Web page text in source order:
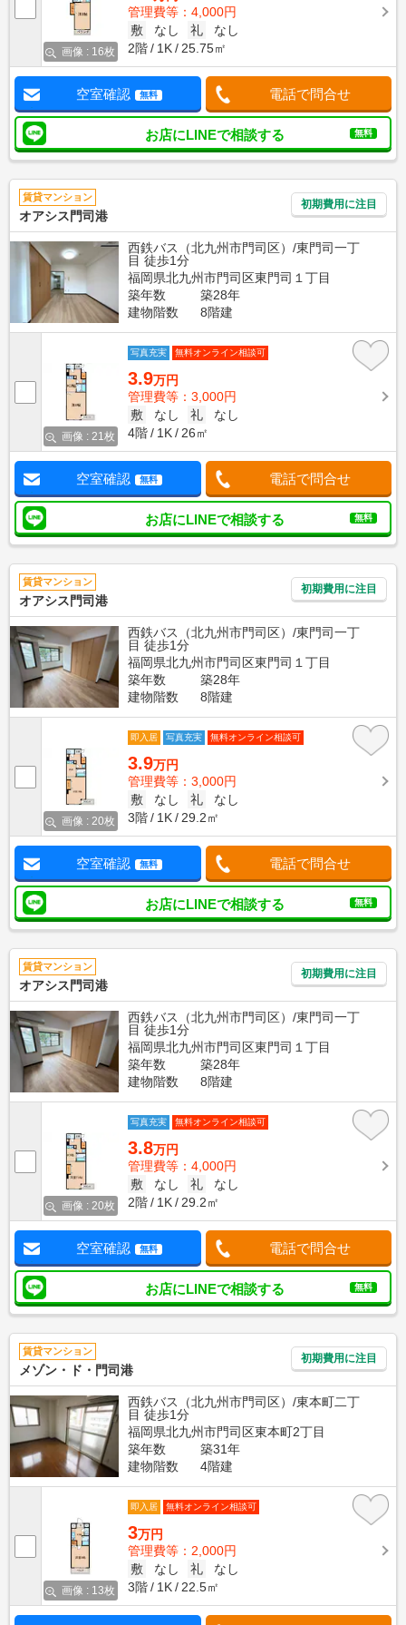
画像 : 16枚
管理費等：4,000円
敷
なし 礼
なし
2階
1K 25.75㎡
空室確認 無料 電話で問合せ
お店にLINEで相談する 無料
賃貸マンション
オアシス門司港
初期費用に注目
西鉄バス（北九州市門司区）/東門司一丁
目 徒歩1分
福岡県北九州市門司区東門司１丁目
築年数
築28年
建物階数
8階建
画像 : 21枚
写真充実 無料オンライン相談可
3.9万円
管理費等：3,000円
敷
なし 礼
なし
4階
1K 26㎡
空室確認 無料 電話で問合せ
お店にLINEで相談する 無料
賃貸マンション
オアシス門司港
初期費用に注目
西鉄バス（北九州市門司区）/東門司一丁
目 徒歩1分
福岡県北九州市門司区東門司１丁目
築年数
築28年
建物階数
8階建
画像 : 20枚
即入居 写真充実 無料オンライン相談可
3.9万円
管理費等：3,000円
敷
なし 礼
なし
3階
1K 29.2㎡
空室確認 無料 電話で問合せ
お店にLINEで相談する 無料
賃貸マンション
オアシス門司港
初期費用に注目
西鉄バス（北九州市門司区）/東門司一丁
目 徒歩1分
福岡県北九州市門司区東門司１丁目
築年数
築28年
建物階数
8階建
画像 : 20枚
写真充実 無料オンライン相談可
3.8万円
管理費等：4,000円
敷
なし 礼
なし
2階
1K 29.2㎡
空室確認 無料 電話で問合せ
お店にLINEで相談する 無料
賃貸マンション
メゾン・ド・門司港
初期費用に注目
西鉄バス（北九州市門司区）/東本町二丁
目 徒歩1分
福岡県北九州市門司区東本町2丁目
築年数
築31年
建物階数
4階建
画像 : 13枚
即入居 無料オンライン相談可
3万円
管理費等：2,000円
敷
なし 礼
なし
3階
1K 22.5㎡